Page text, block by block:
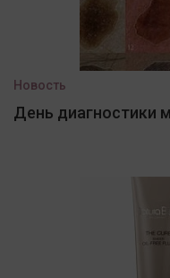
Новость
День диагностики